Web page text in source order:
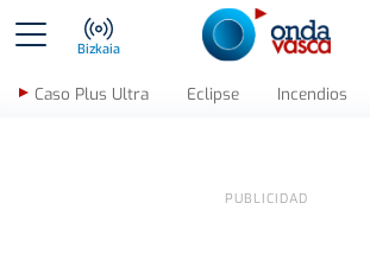
Bizkaia
Caso Plus Ultra Eclipse Incendios